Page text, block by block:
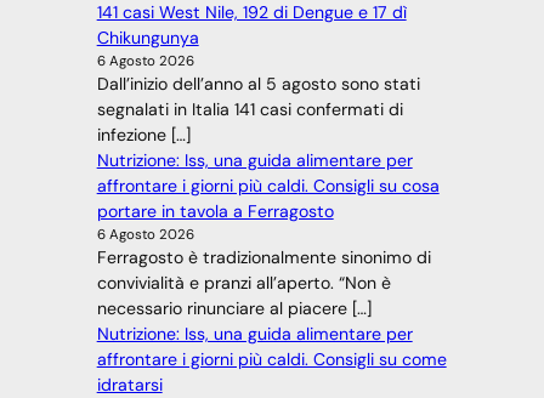
141 casi West Nile, 192 di Dengue e 17 dì
Chikungunya
6 Agosto 2026
Dall’inizio dell’anno al 5 agosto sono stati
segnalati in Italia 141 casi confermati di
infezione […]
Nutrizione: Iss, una guida alimentare per
affrontare i giorni più caldi. Consigli su cosa
portare in tavola a Ferragosto
6 Agosto 2026
Ferragosto è tradizionalmente sinonimo di
convivialità e pranzi all’aperto. “Non è
necessario rinunciare al piacere […]
Nutrizione: Iss, una guida alimentare per
affrontare i giorni più caldi. Consigli su come
idratarsi